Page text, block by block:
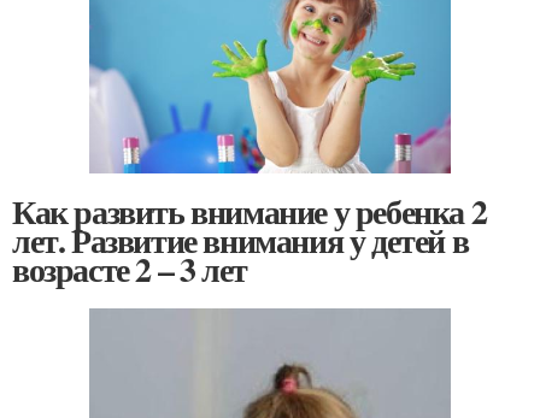
Как развить внимание у ребенка 2
лет. Развитие внимания у детей в
возрасте 2 – 3 лет